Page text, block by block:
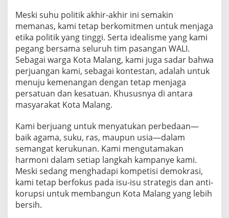
2
4
Meski suhu politik akhir-akhir ini semakin
memanas, kami tetap berkomitmen untuk menjaga
etika politik yang tinggi. Serta idealisme yang kami
pegang bersama seluruh tim pasangan WALI.
Sebagai warga Kota Malang, kami juga sadar bahwa
perjuangan kami, sebagai kontestan, adalah untuk
menuju kemenangan dengan tetap menjaga
persatuan dan kesatuan. Khususnya di antara
masyarakat Kota Malang.
Kami berjuang untuk menyatukan perbedaan—
baik agama, suku, ras, maupun usia—dalam
semangat kerukunan. Kami mengutamakan
harmoni dalam setiap langkah kampanye kami.
Meski sedang menghadapi kompetisi demokrasi,
kami tetap berfokus pada isu-isu strategis dan anti-
korupsi untuk membangun Kota Malang yang lebih
bersih.